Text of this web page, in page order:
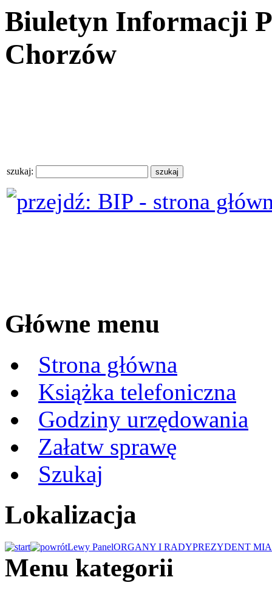
Biuletyn Informacji
Chorzów
szukaj:
Główne menu
Strona główna
Książka telefoniczna
Godziny urzędowania
Załatw sprawę
Szukaj
Lokalizacja
Lewy PanelORGANY I RADYPREZYDENT
Menu kategorii